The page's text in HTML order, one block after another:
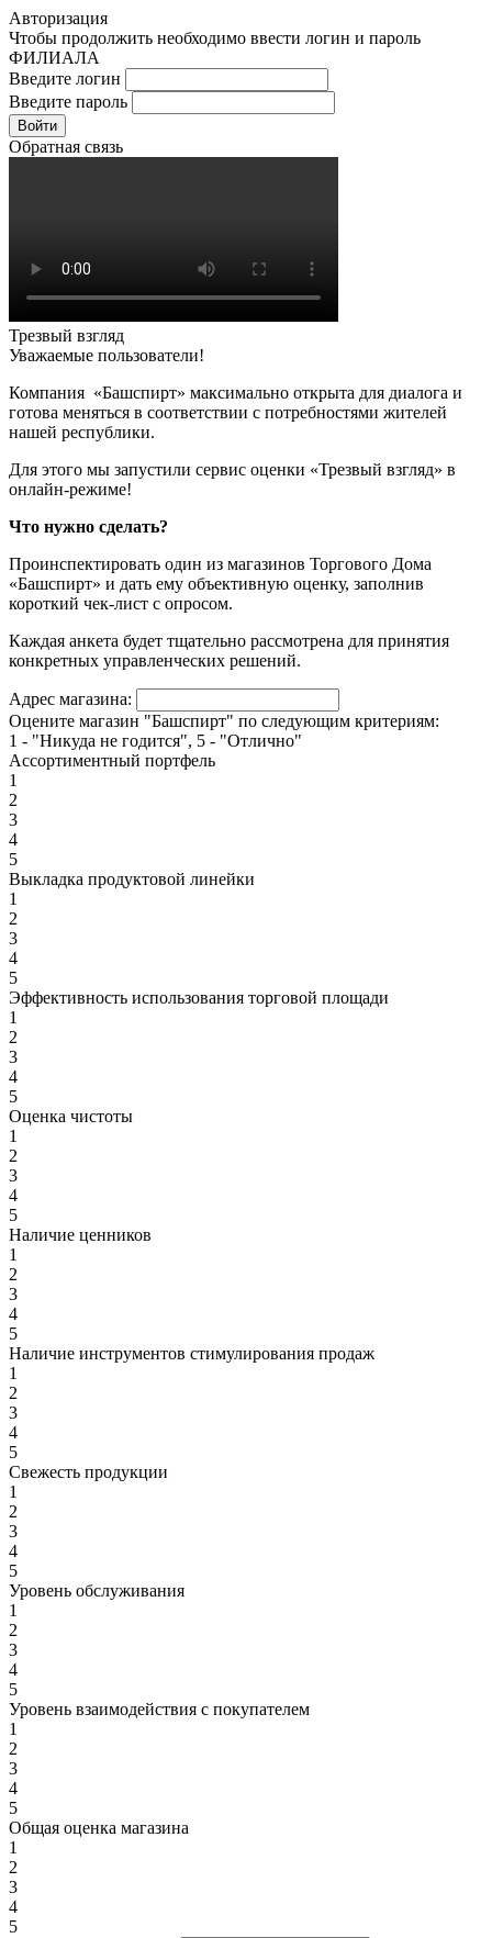
Авторизация
Чтобы продолжить необходимо ввести логин и пароль
ФИЛИАЛА
Введите логин
Введите пароль
Войти
Обратная связь
Трезвый взгляд
Уважаемые пользователи!
Компания «Башспирт» максимально открыта для диалога и
готова меняться в соответствии с потребностями жителей
нашей республики.
Для этого мы запустили сервис оценки «Трезвый взгляд» в
онлайн-режиме!
Что нужно сделать?
Проинспектировать один из магазинов Торгового Дома
«Башспирт» и дать ему объективную оценку, заполнив
короткий чек-лист с опросом.
Каждая анкета будет тщательно рассмотрена для принятия
конкретных управленческих решений.
Адрес магазина:
Оцените магазин "Башспирт" по следующим критериям:
1 - "Никуда не годится", 5 - "Отлично"
Ассортиментный портфель
1
2
3
4
5
Выкладка продуктовой линейки
1
2
3
4
5
Эффективность использования торговой площади
1
2
3
4
5
Оценка чистоты
1
2
3
4
5
Наличие ценников
1
2
3
4
5
Наличие инструментов стимулирования продаж
1
2
3
4
5
Свежесть продукции
1
2
3
4
5
Уровень обслуживания
1
2
3
4
5
Уровень взаимодействия с покупателем
1
2
3
4
5
Общая оценка магазина
1
2
3
4
5